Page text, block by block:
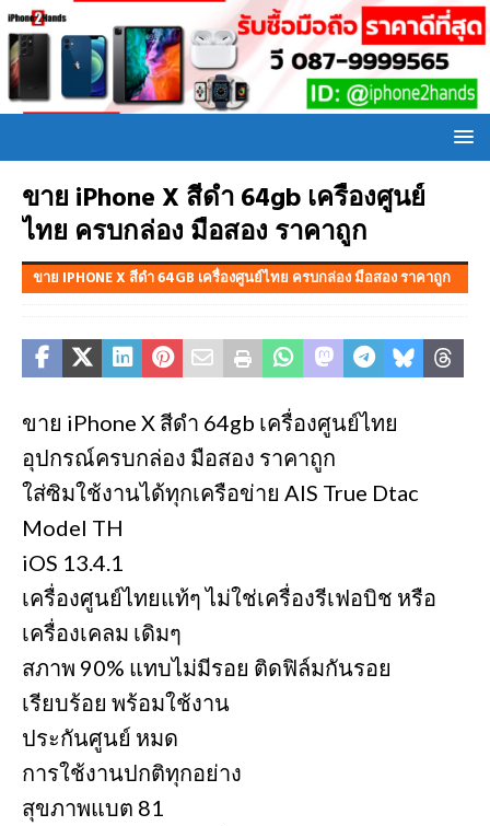
ขาย iPhone X สีดำ 64gb เครื่องศูนย์
ไทย ครบกล่อง มือสอง ราคาถูก
ขาย IPHONE X สีดำ 64GB เครื่องศูนย์ไทย ครบกล่อง มือสอง ราคาถูก
ขาย iPhone X สีดำ 64gb เครื่องศูนย์ไทย
อุปกรณ์ครบกล่อง มือสอง ราคาถูก
ใส่ซิมใช้งานได้ทุกเครือข่าย AIS True Dtac
Model TH
iOS 13.4.1
เครื่องศูนย์ไทยแท้ๆ ไม่ใช่เครื่องรีเฟอบิช หรือ
เครื่องเคลม เดิมๆ
สภาพ 90% แทบไม่มีรอย ติดฟิล์มกันรอย
เรียบร้อย พร้อมใช้งาน
ประกันศูนย์ หมด
การใช้งานปกติทุกอย่าง
สุขภาพแบต 81